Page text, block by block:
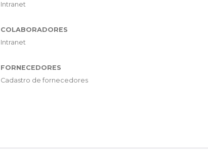
Intranet
COLABORADORES
Intranet
FORNECEDORES
Cadastro de fornecedores